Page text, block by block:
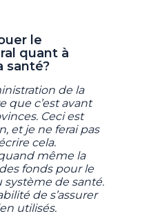
le
quant à
santé?
de la
que c’est avant
Ceci est
et je ne ferai pas
cela.
même la
fonds pour le
de santé.
de s’assurer
utilisés.